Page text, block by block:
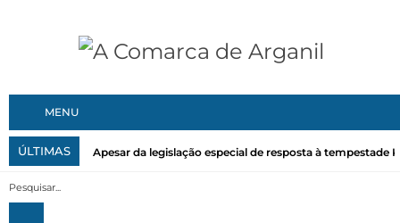
MENU
ÚLTIMAS Apesar da legislação especial de resposta à tempestade